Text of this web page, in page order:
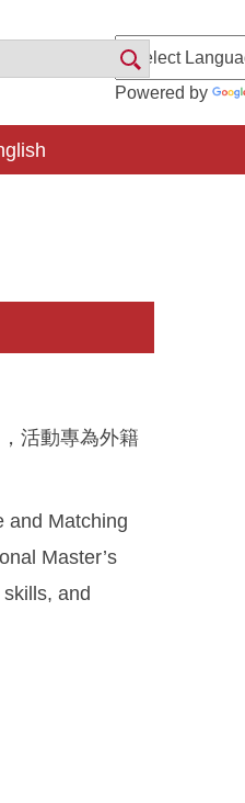
Powered by
活動專為外籍
and Matching
Master’s
and